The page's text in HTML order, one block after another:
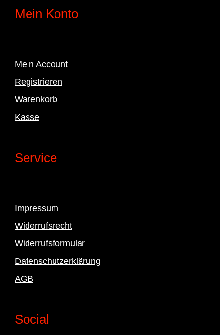
Mein Konto
Mein Account
Registrieren
Warenkorb
Kasse
Service
Impressum
Widerrufsrecht
Widerrufsformular
Datenschutzerklärung
AGB
Social